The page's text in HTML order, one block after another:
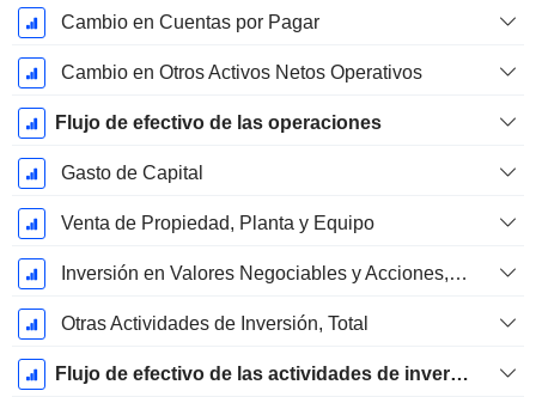
Cambio en Cuentas por Pagar
Cambio en Otros Activos Netos Operativos
Flujo de efectivo de las operaciones
Gasto de Capital
Venta de Propiedad, Planta y Equipo
Inversión en Valores Negociables y Acciones, Total
Otras Actividades de Inversión, Total
Flujo de efectivo de las actividades de inversión